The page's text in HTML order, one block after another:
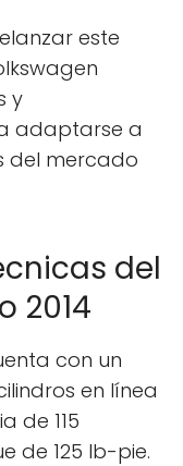
este
y
adaptarse a
del mercado
del
2014
con un
en línea
de 115
de 125 lb-pie.